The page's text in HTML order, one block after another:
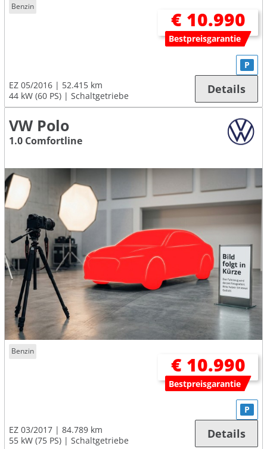
Benzin
€ 10.990
Bestpreisgarantie
EZ 05/2016
52.415 km
44 kW (60 PS)
Schaltgetriebe
P
Details
VW Polo
1.0 Comfortline
Benzin
€ 10.990
Bestpreisgarantie
EZ 03/2017
84.789 km
55 kW (75 PS)
Schaltgetriebe
P
Details